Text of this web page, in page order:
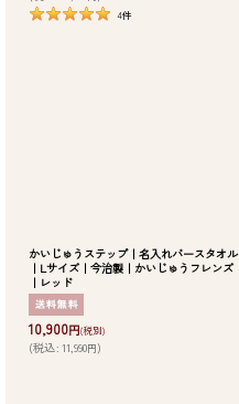
4件
かいじゅうステップ｜名入れバースタオル
｜Lサイズ｜今治製｜かいじゅうフレンズ
｜レッド
10,900円(税別)
(税込: 11,990円)